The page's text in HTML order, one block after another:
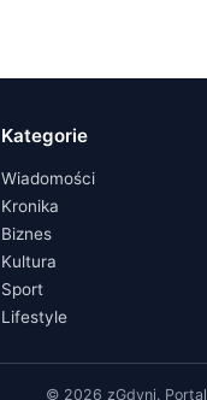
Kategorie
Wiadomości
Kronika
Biznes
Kultura
Sport
Lifestyle
© 2026 zGdyni.